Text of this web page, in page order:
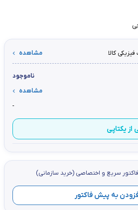
کالا مشاهده
ناموجود
مشاهده
-
یکتاپی
سریع و اختصاصي (خرید سازمانی)
به پیش فاکتور